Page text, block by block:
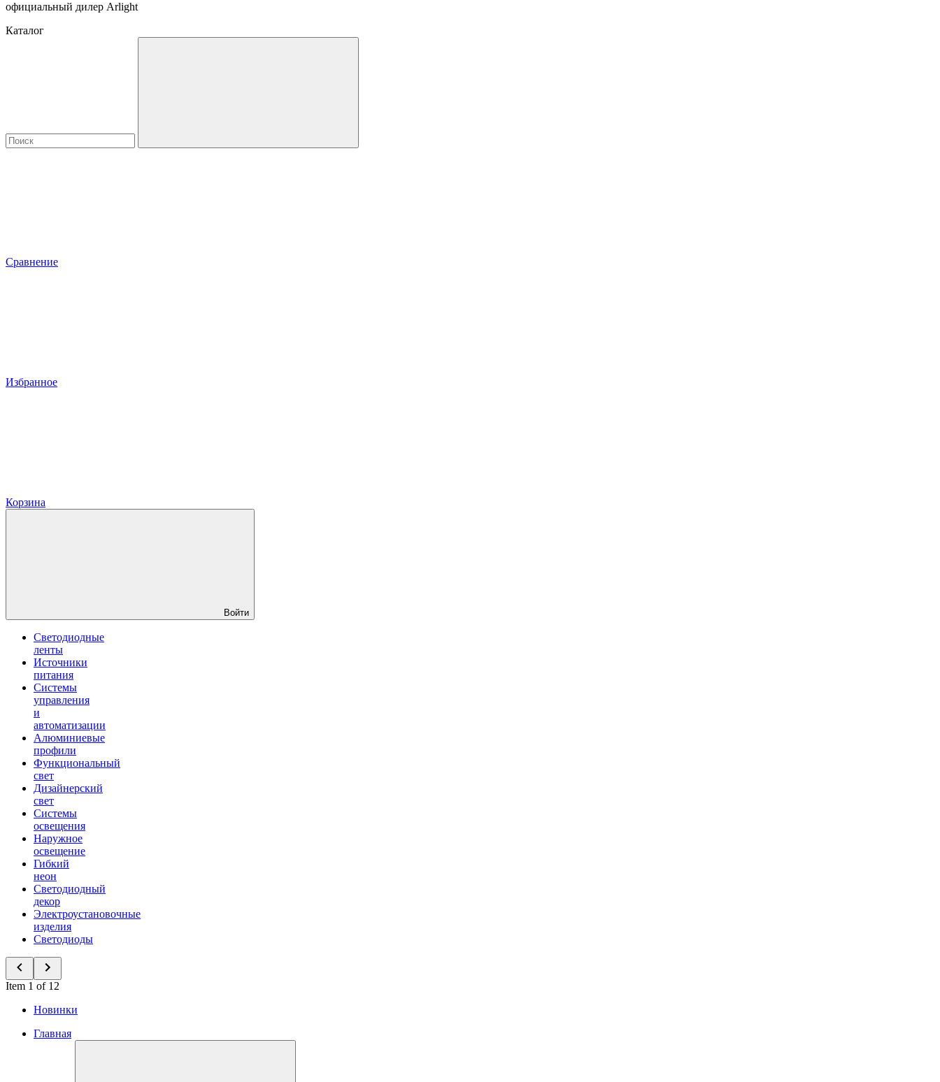
официальный дилер Arlight
Каталог
Сравнение
Избранное
Корзина
Войти
Светодиодные
ленты
Источники
питания
Системы
управления
и
автоматизации
Алюминиевые
профили
Функциональный
свет
Дизайнерский
свет
Системы
освещения
Наружное
освещение
Гибкий
неон
Светодиодный
декор
Электроустановочные
изделия
Светодиоды
Item 1 of 12
Новинки
Главная